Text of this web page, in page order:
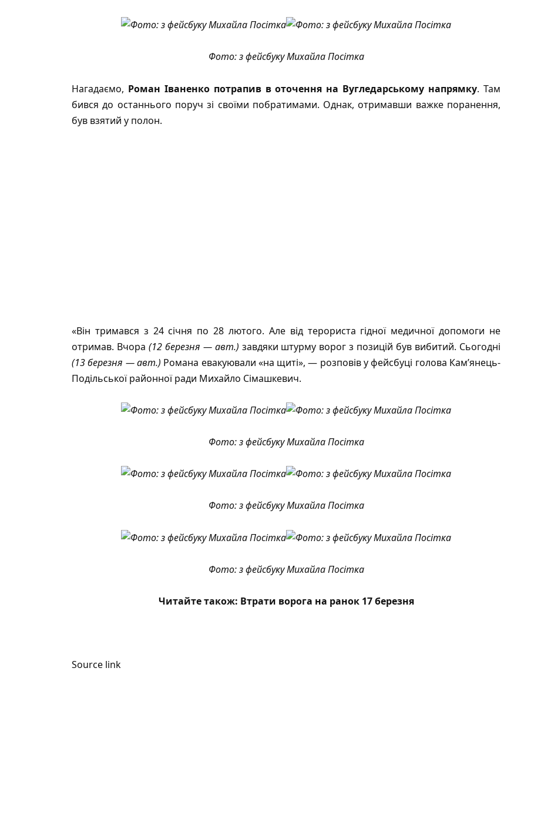
Фото: з фейсбуку Михайла Посітка
Нагадаємо, Роман Іваненко потрапив в оточення на Вугледарському напрямку. Там
бився до останнього поруч зі своїми побратимами. Однак, отримавши важке поранення,
був взятий у полон.
«Він тримався з 24 січня по 28 лютого. Але від терориста гідної медичної допомоги не
отримав. Вчора (12 березня — авт.) завдяки штурму ворог з позицій був вибитий. Сьогодні
(13 березня — авт.) Романа евакуювали «на щиті», — розповів у фейсбуці голова Кам’янець-
Подільської районної ради Михайло Сімашкевич.
Фото: з фейсбуку Михайла Посітка
Фото: з фейсбуку Михайла Посітка
Фото: з фейсбуку Михайла Посітка
Читайте також: Втрати ворога на ранок 17 березня
Source link